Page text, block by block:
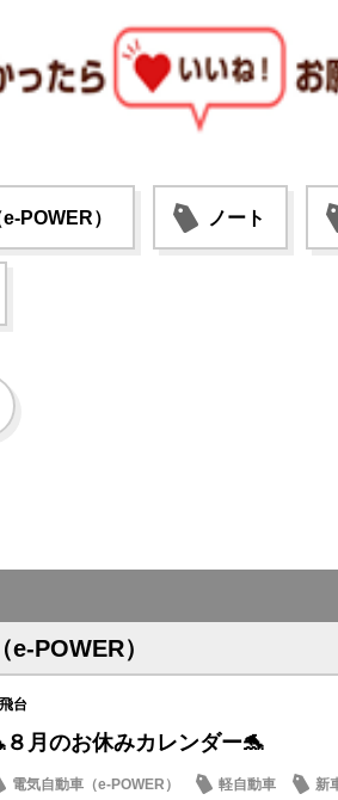
POWER） ノート
e-POWER）
台
８月のお休みカレンダー🐬
電気自動車（e-POWER） 軽自動車
新